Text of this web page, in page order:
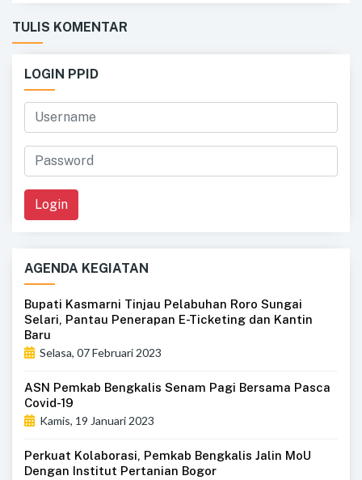
TULIS KOMENTAR
LOGIN PPID
Login
AGENDA KEGIATAN
Bupati Kasmarni Tinjau Pelabuhan Roro Sungai
Selari, Pantau Penerapan E-Ticketing dan Kantin
Baru
Selasa, 07 Februari 2023
ASN Pemkab Bengkalis Senam Pagi Bersama Pasca
Covid-19
Kamis, 19 Januari 2023
Perkuat Kolaborasi, Pemkab Bengkalis Jalin MoU
Dengan Institut Pertanian Bogor